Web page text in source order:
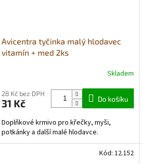
Avicentra tyčinka malý hlodavec
vitamín + med 2ks
Skladem
28 Kč bez DPH
31 Kč Do košíku
Doplňkové krmivo pro křečky, myši,
potkánky a další malé hlodavce.
Kód: 12.152